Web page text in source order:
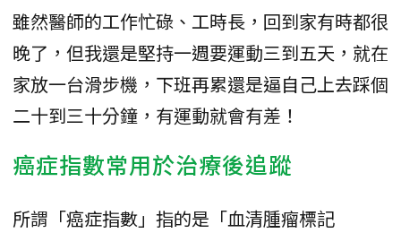
雖然醫師的工作忙碌、工時長，回到家有時都很
晚了，但我還是堅持一週要運動三到五天，就在
家放一台滑步機，下班再累還是逼自己上去踩個
二十到三十分鐘，有運動就會有差！
癌症指數常用於治療後追蹤
所謂「癌症指數」指的是「血清腫瘤標記